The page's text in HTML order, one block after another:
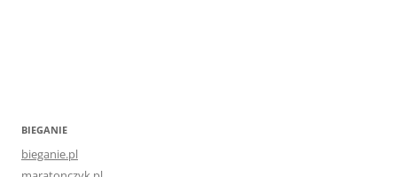
BIEGANIE
bieganie.pl